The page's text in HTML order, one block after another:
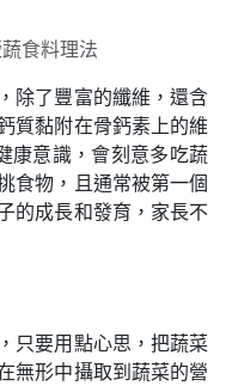
食料理法
除了豐富的纖維，還含
質黏附在骨鈣素上的維
康意識，會刻意多吃蔬
食物，且通常被第一個
的成長和發育，家長不
只要用點心思，把蔬菜
無形中攝取到蔬菜的營